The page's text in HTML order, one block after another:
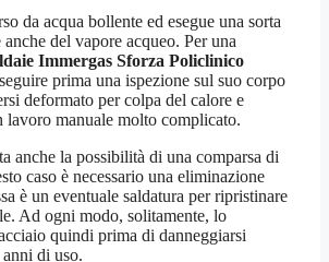
da acqua bollente ed esegue una sorta
del vapore acqueo. Per una
Immergas Sforza Policlinico
prima una ispezione sul suo corpo
deformato per colpa del calore e
lavoro manuale molto complicato.
anche la possibilità di una comparsa di
caso è necessario una eliminazione
è un eventuale saldatura per ripristinare
Ad ogni modo, solitamente, lo
quindi prima di danneggiarsi
di uso.